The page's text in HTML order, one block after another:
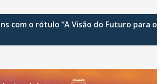
com o rótulo “A Visão do Futuro para o